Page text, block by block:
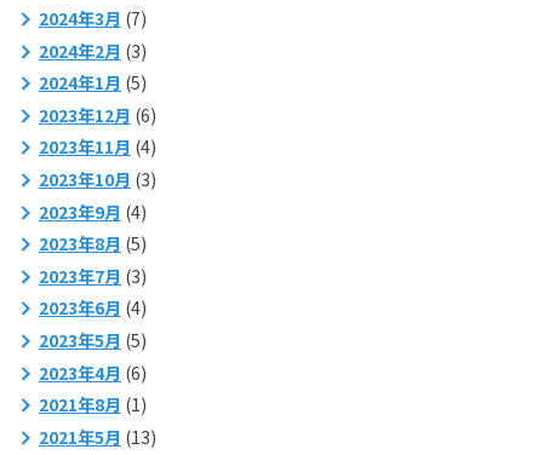
2024年3月 (7)
2024年2月 (3)
2024年1月 (5)
2023年12月 (6)
2023年11月 (4)
2023年10月 (3)
2023年9月 (4)
2023年8月 (5)
2023年7月 (3)
2023年6月 (4)
2023年5月 (5)
2023年4月 (6)
2021年8月 (1)
2021年5月 (13)